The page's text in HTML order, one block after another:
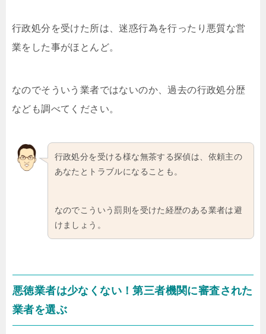
行政処分を受けた所は、迷惑行為を行ったり悪質な営
業をした事がほとんど。
なのでそういう業者ではないのか、過去の行政処分歴
なども調べてください。
行政処分を受ける様な無茶する探偵は、依頼主の
あなたとトラブルになることも。
なのでこういう罰則を受けた経歴のある業者は避
けましょう。
悪徳業者は少なくない！第三者機関に審査された
業者を選ぶ